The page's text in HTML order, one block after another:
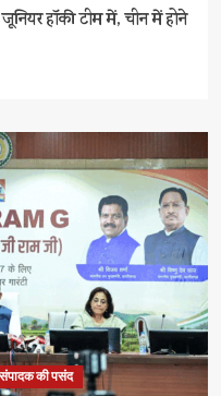
हॉकी टीम में, चीन में होने
की पसंद